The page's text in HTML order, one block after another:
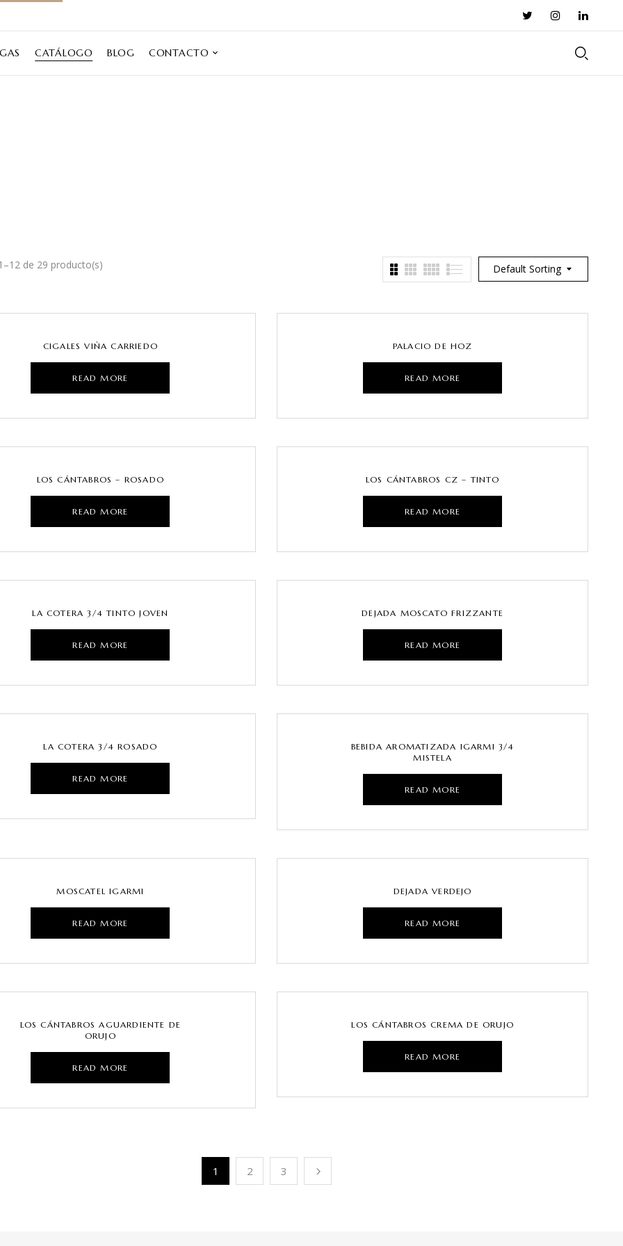
CATÁLOGO BLOG CONTACTO
Default Sorting
de 29 producto(s)
CIGALES VIÑA CARRIEDO
READ MORE
PALACIO DE HOZ
READ MORE
LOS CÁNTABROS – ROSADO
READ MORE
LOS CÁNTABROS CZ – TINTO
READ MORE
LA COTERA 3/4 TINTO JOVEN
READ MORE
DEJADA MOSCATO FRIZZANTE
READ MORE
LA COTERA 3/4 ROSADO
READ MORE
BEBIDA AROMATIZADA IGARMI 3/4
MISTELA
READ MORE
MOSCATEL IGARMI
READ MORE
DEJADA VERDEJO
READ MORE
LOS CÁNTABROS AGUARDIENTE DE
ORUJO
READ MORE
LOS CÁNTABROS CREMA DE ORUJO
READ MORE
1 2 3